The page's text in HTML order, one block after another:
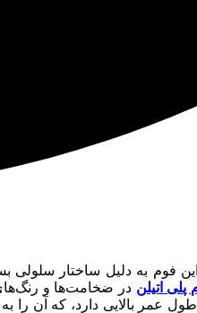
فوم به دلیل ساختار سلولی
پلی اتیلن در ضخامت‌ها و
بالایی دارد، که آن را